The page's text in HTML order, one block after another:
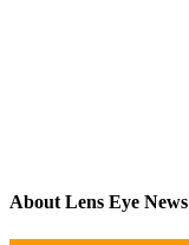
About Lens Eye News